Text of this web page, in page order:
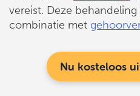
vereist. Deze
combinatie met
Nu kosteloos